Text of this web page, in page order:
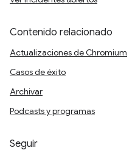
Contenido relacionado
Actualizaciones de Chromium
Casos de éxito
Archivar
Podcasts y programas
Seguir